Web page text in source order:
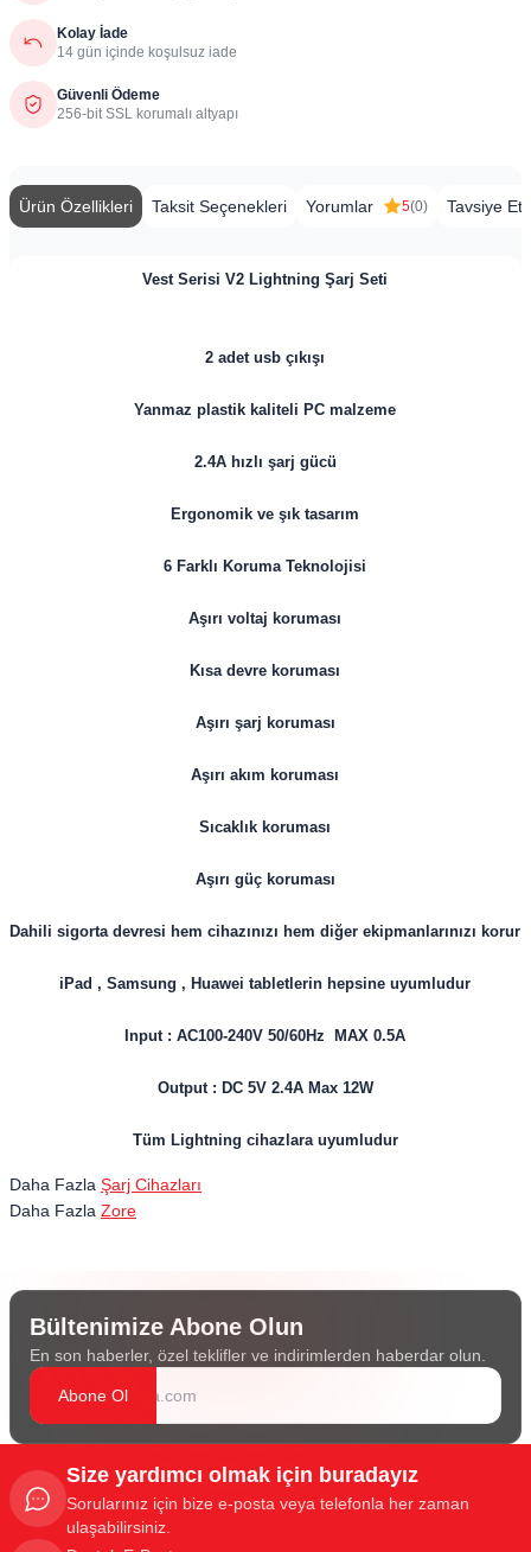
Kolay İade
14 gün içinde koşulsuz iade
Güvenli Ödeme
256-bit SSL korumalı altyapı
Ürün Özellikleri Taksit Seçenekleri Yorumlar 5(0) Tavsiye Et
Vest Serisi V2 Lightning Şarj Seti
2 adet usb çıkışı
Yanmaz plastik kaliteli PC malzeme
2.4A hızlı şarj gücü
Ergonomik ve şık tasarım
6 Farklı Koruma Teknolojisi
Aşırı voltaj koruması
Kısa devre koruması
Aşırı şarj koruması
Aşırı akım koruması
Sıcaklık koruması
Aşırı güç koruması
Dahili sigorta devresi hem cihazınızı hem diğer ekipmanlarınızı korur
iPad , Samsung , Huawei tabletlerin hepsine uyumludur
Input : AC100-240V 50/60Hz MAX 0.5A
Output : DC 5V 2.4A Max 12W
Tüm Lightning cihazlara uyumludur
Daha Fazla Şarj Cihazları
Daha Fazla Zore
Bültenimize Abone Olun
En son haberler, özel teklifler ve indirimlerden haberdar olun.
Abone Ol
Size yardımcı olmak için buradayız
Sorularınız için bize e-posta veya telefonla her zaman
ulaşabilirsiniz.